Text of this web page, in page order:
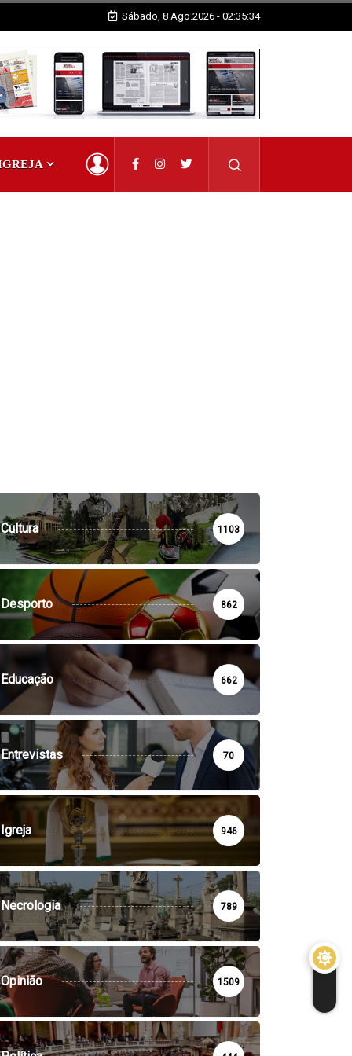
exposição Sábado, 8 Ago.2026 - 02:35:35
Cultura 1103
Desporto 862
Educação 662
Entrevistas 70
Igreja 946
Necrologia 789
Opinião 1509